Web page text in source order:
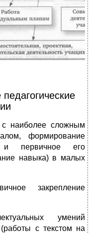
с наиболее сложным
формирование
и первичное его
навыка) в малых
закрепление
умений
с текстом на